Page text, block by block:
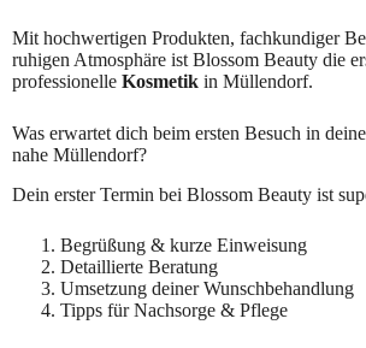
Mit hochwertigen Produkten, fachkundiger
ruhigen Atmosphäre ist Blossom Beauty die
professionelle Kosmetik in Müllendorf.
Was erwartet dich beim ersten Besuch in
nahe Müllendorf?
Dein erster Termin bei Blossom Beauty ist
Begrüßung & kurze Einweisung
Detaillierte Beratung
Umsetzung deiner Wunschbehandlung
Tipps für Nachsorge & Pflege